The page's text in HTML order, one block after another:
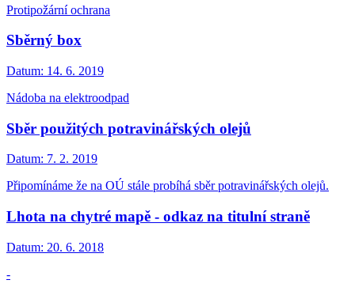
Protipožární ochrana
Sběrný box
Datum: 14. 6. 2019
Nádoba na elektroodpad
Sběr použitých potravinářských olejů
Datum: 7. 2. 2019
Připomínáme že na OÚ stále probíhá sběr potravinářských olejů.
Lhota na chytré mapě - odkaz na titulní straně
Datum: 20. 6. 2018
-